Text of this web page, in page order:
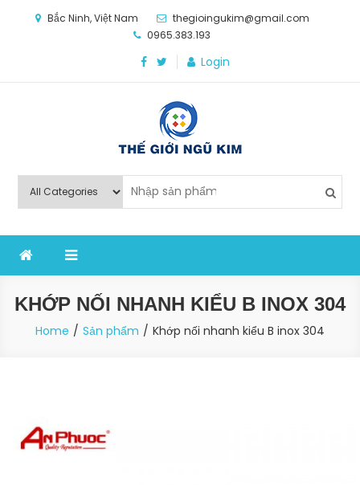
Bắc Ninh, Việt Nam
thegioingukim@gmail.com
0965.383.193
Login
Thế Giới Ngũ Kim
nghiệp sản xuất
KHỚP NỐI NHANH KIỂU B INOX 304
Home Sản phẩm Khớp nối nhanh kiểu B inox 304